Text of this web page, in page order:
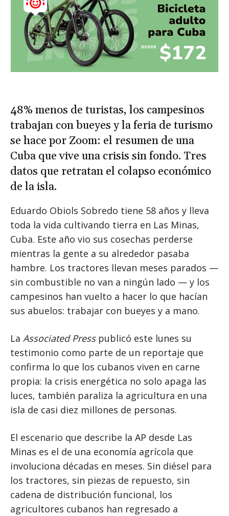
48% menos de turistas, los campesinos
trabajan con bueyes y la feria de turismo
se hace por Zoom: el resumen de una
Cuba que vive una crisis sin fondo. Tres
datos que retratan el colapso económico
de la isla.
Eduardo Obiols Sobredo tiene 58 años y lleva
toda la vida cultivando tierra en Las Minas,
Cuba. Este año vio sus cosechas perderse
mientras la gente a su alrededor pasaba
hambre. Los tractores llevan meses parados —
sin combustible no van a ningún lado — y los
campesinos han vuelto a hacer lo que hacían
sus abuelos: trabajar con bueyes y a mano.
La Associated Presspublicó este lunes su
testimonio como parte de un reportaje que
confirma lo que los cubanos viven en carne
propia: la crisis energética no solo apaga las
luces, también paraliza la agricultura en una
isla de casi diez millones de personas.
El escenario que describe la AP desde Las
Minas es el de una economía agrícola que
involuciona décadas en meses. Sin diésel para
los tractores, sin piezas de repuesto, sin
cadena de distribución funcional, los
agricultores cubanos han regresado a